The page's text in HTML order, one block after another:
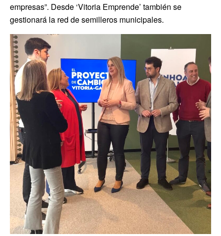
empresas”. Desde ‘Vitoria Emprende’ también se
gestionará la red de semilleros municipales.